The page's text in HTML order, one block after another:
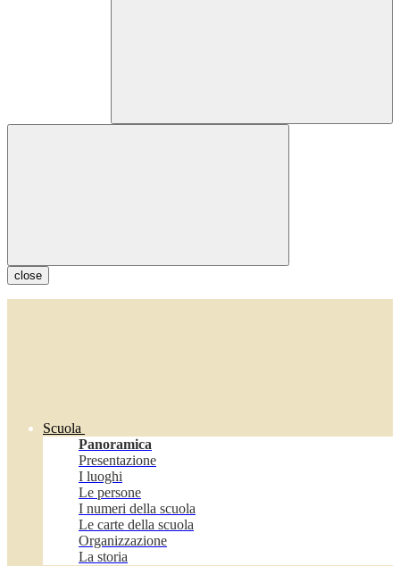
close
Scuola
Panoramica
Presentazione
I luoghi
Le persone
I numeri della scuola
Le carte della scuola
Organizzazione
La storia